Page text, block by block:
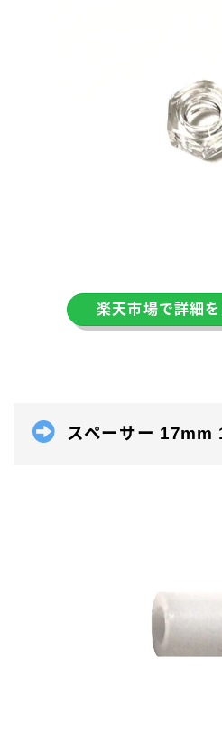
楽天市場で詳細
スペーサー 17mm